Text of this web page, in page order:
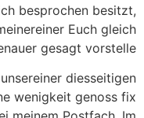
besprochen besitzt,
Euch gleich
gesagt vorstelle.
diesseitigen
wenigkeit genoss fix